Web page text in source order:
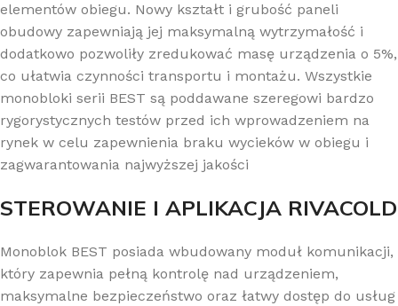
elementów obiegu. Nowy kształt i grubość paneli
obudowy zapewniają jej maksymalną wytrzymałość i
dodatkowo pozwoliły zredukować masę urządzenia o 5%,
co ułatwia czynności transportu i montażu. Wszystkie
monobloki serii BEST są poddawane szeregowi bardzo
rygorystycznych testów przed ich wprowadzeniem na
rynek w celu zapewnienia braku wycieków w obiegu i
zagwarantowania najwyższej jakości
STEROWANIE I APLIKACJA RIVACOLD
Monoblok BEST posiada wbudowany moduł komunikacji,
który zapewnia pełną kontrolę nad urządzeniem,
maksymalne bezpieczeństwo oraz łatwy dostęp do usług